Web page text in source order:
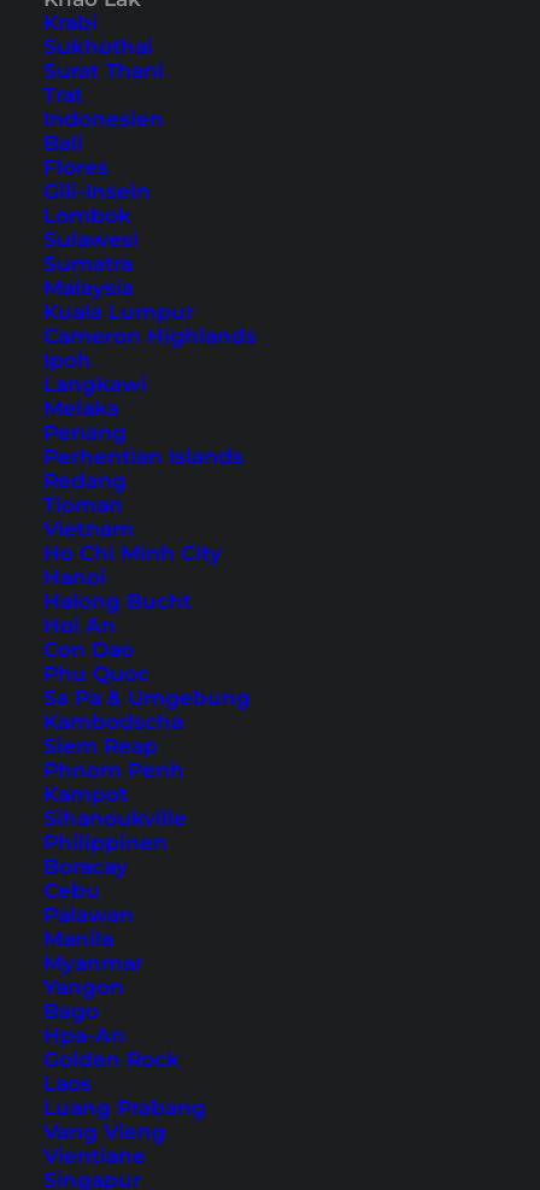
Krabi
Sukhothai
Surat Thani
Trat
Indonesien
Bali
Flores
Gili-Inseln
Lombok
Sulawesi
Sumatra
Malaysia
Kuala Lumpur
Cameron Highlands
Ipoh
Langkawi
Melaka
Penang
Perhentian Islands
Redang
Tioman
Vietnam
Ho Chi Minh City
Hanoi
Halong Bucht
Hoi An
Con Dao
Phu Quoc
Sa Pa & Umgebung
Kambodscha
Siem Reap
Phnom Penh
Kampot
Sihanoukville
Philippinen
Boracay
Cebu
Palawan
Manila
Myanmar
Yangon
Bago
Hpa-An
Golden Rock
Laos
Luang Prabang
Vang Vieng
Vientiane
Singapur
Inhaltsverzeichnis
Übernachtung in Khao Lak – unser
Hoteltipp
1. Strandhopping in Khao Lak
2. Tsunami Boat 813
3. Bang Niang Market
4. Wat Khuk Khak
5. Sai Rung Wasserfall
6. Big Buddha von Bang Sai
7. Andaman Viewpoint
8. Ban Nam Khem Tsunami Memorial
9. Pakarang Cape
10. Ton Chong Fa Wasserfall
11. Build Market
12. Seafood am Strand essen
13. Aussicht Muanlai Restaurant
14. Massage
15. Sonnenuntergang
Khao Lak Tipps: Touren und Tickets
Anreise nach Khao Lak
Da Khao Lak eine relativ große Region abdeckt,
gibt es vor Ort viel zu unternehmen.
Sehenswürdigkeiten, Strände, Märkte,
Naturschauspiele, all das macht Khao Lak zu
einem wirklich interessanten und vielseitigen
Urlaubsort. Was du in Khao Lak machen und
sehen kannst, erfährst du in diesem Artikel.
Übernachtung in Khao Lak –